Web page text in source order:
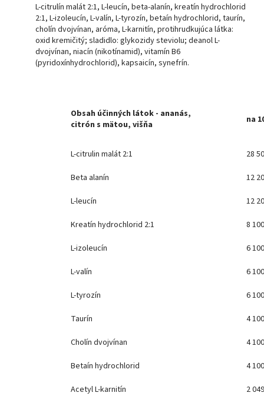
L-citrulín malát 2:1, L-leucín, beta-alanín, kreatín hydrochlorid
2:1, L-izoleucín, L-valín, L-tyrozín, betaín hydrochlorid, taurín,
cholín dvojvínan, aróma, L-karnitín, protihrudkujúca látka:
oxid kremičitý; sladidlo: glykozidy steviolu; deanol L-
dvojvínan, niacín (nikotínamid), vitamín B6
(pyridoxínhydrochlorid), kapsaicín, synefrín.
Obsah účinných látok - ananás,
citrón s mätou, višňa
na
L-citrulin malát 2:1
28
Beta alanín
12
L-leucín
12
Kreatín hydrochlorid 2:1
8
L-izoleucín
6
L-valín
6
L-tyrozín
6
Taurín
4
Cholín dvojvínan
4
Betaín hydrochlorid
4
Acetyl L-karnitín
2